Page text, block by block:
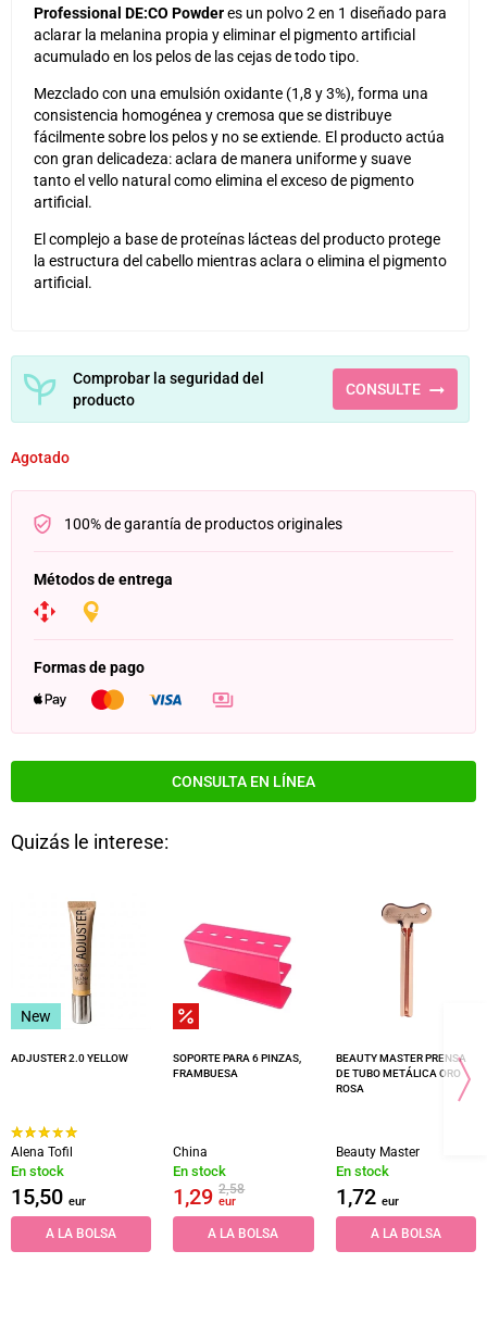
Professional DE:CO Powderes un polvo2 en 1 diseñado para
aclarar la melanina propia y eliminar el pigmento artificial
acumulado en los pelos de las cejas de todo tipo.
Mezclado con una emulsión oxidante (1,8 y 3%), forma una
consistencia homogénea y cremosa que se distribuye
fácilmente sobre los pelos y no se extiende. El producto actúa
con gran delicadeza: aclara de manera uniforme y suave
tanto el vello natural como elimina el exceso de pigmento
artificial.
El complejo a base de proteínas lácteas del producto protege
la estructura del cabello mientras aclara o elimina el pigmento
artificial.
Comprobar la seguridad del
producto
CONSULTE
Agotado
100% de garantía de productos originales
Métodos de entrega
Formas de pago
CONSULTA EN LÍNEA
Quizás le interese:
New
ADJUSTER 2.0 YELLOW
Alena Tofil
En stock
15,50 eur
A LA BOLSA
SOPORTE PARA 6 PINZAS,
FRAMBUESA
China
En stock
1,292,58
eur
A LA BOLSA
BEAUTY MASTER PRENSA
DE TUBO METÁLICA ORO
ROSA
Beauty Master
En stock
1,72 eur
A LA BOLSA